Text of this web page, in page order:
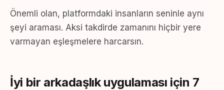
Önemli olan, platformdaki insanların seninle aynı
şeyi araması. Aksi takdirde zamanını hiçbir yere
varmayan eşleşmelere harcarsın.
İyi bir arkadaşlık uygulaması için 7